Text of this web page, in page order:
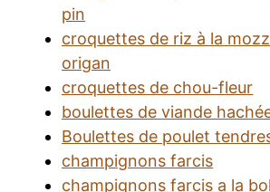
pin
croquettes de riz à la
origan
croquettes de chou-fleur
boulettes de viande
Boulettes de poulet
champignons farcis
champignons farcis a la